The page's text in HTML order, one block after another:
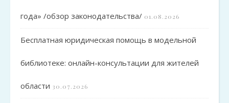
года» /обзор законодательства/ 01.08.2026
Бесплатная юридическая помощь в модельной
библиотеке: онлайн-консультации для жителей
области 30.07.2026